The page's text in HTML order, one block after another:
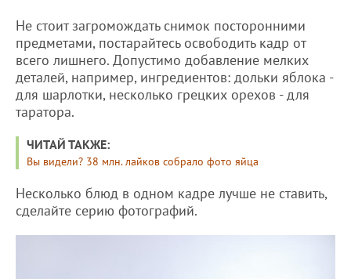
Не стоит загромождать снимок посторонними
предметами, постарайтесь освободить кадр от
всего лишнего. Допустимо добавление мелких
деталей, например, ингредиентов: дольки яблока -
для шарлотки, несколько грецких орехов - для
таратора.
ЧИТАЙ ТАКЖЕ:
Вы видели? 38 млн. лайков собрало фото яйца
Несколько блюд в одном кадре лучше не ставить,
сделайте серию фотографий.